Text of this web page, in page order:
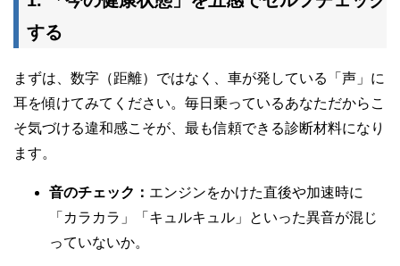
する
まずは、数字（距離）ではなく、車が発している「声」に
耳を傾けてみてください。毎日乗っているあなただからこ
そ気づける違和感こそが、最も信頼できる診断材料になり
ます。
音のチェック： エンジンをかけた直後や加速時に
「カラカラ」「キュルキュル」といった異音が混じ
っていないか。